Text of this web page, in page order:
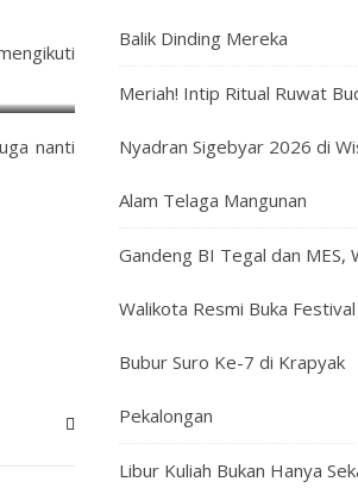
nanti
Balik Dinding Mereka
Meriah! Intip Ritual Ruwat
Nyadran Sigebyar 2026 di
Alam Telaga Mangunan
Gandeng BI Tegal dan MES,
Walikota Resmi Buka Festival
Bubur Suro Ke-7 di Krapyak
Pekalongan
Libur Kuliah Bukan Hanya